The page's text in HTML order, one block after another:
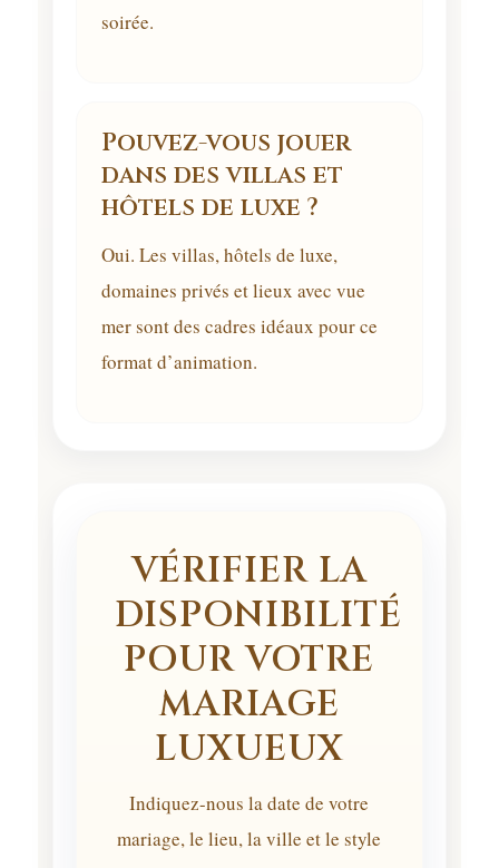
soirée.
Pouvez-vous jouer
dans des villas et
hôtels de luxe ?
Oui. Les villas, hôtels de luxe,
domaines privés et lieux avec vue
mer sont des cadres idéaux pour ce
format d’animation.
VÉRIFIER LA
DISPONIBILITÉ
POUR VOTRE
MARIAGE
LUXUEUX
Indiquez-nous la date de votre
mariage, le lieu, la ville et le style